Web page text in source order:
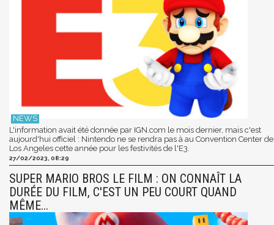
L'information avait été donnée par IGN.com le mois dernier, mais c'est
aujourd'hui officiel : Nintendo ne se rendra pas à au Convention Center de
Los Angeles cette année pour les festivités de l'E3.
27/02/2023, 08:29
SUPER MARIO BROS LE FILM : ON CONNAÎT LA
DURÉE DU FILM, C'EST UN PEU COURT QUAND
MÊME...